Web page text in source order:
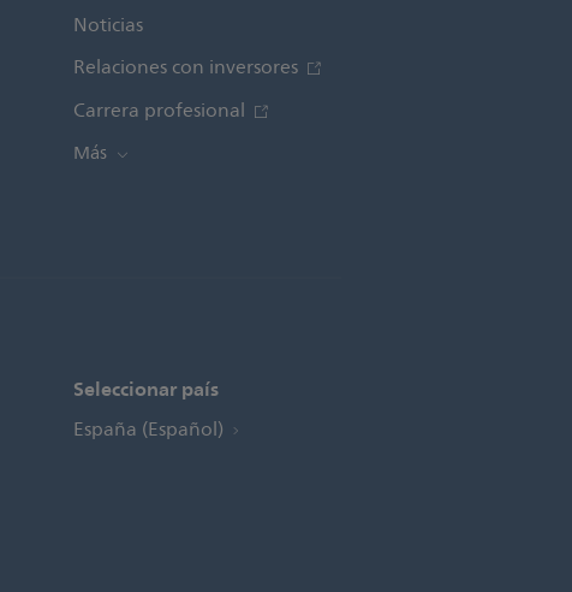
Noticias
Relaciones con inversores
Carrera profesional
Más
Seleccionar país
España (Español)